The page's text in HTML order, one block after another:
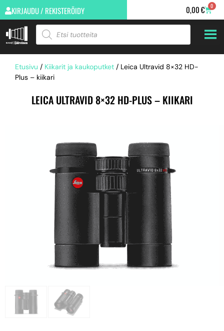
KIRJAUDU / REKISTERÖIDY 0,00€ 0
Etusivu / Kiikarit ja kaukoputket / Leica Ultravid 8×32 HD-
Plus – kiikari
LEICA ULTRAVID 8×32 HD-PLUS – KIIKARI